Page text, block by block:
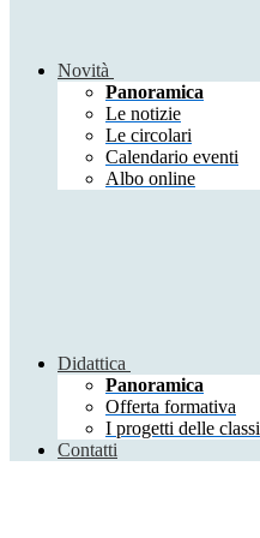
Novità
Panoramica
Le notizie
Le circolari
Calendario eventi
Albo online
Didattica
Panoramica
Offerta formativa
I progetti delle classi
Contatti